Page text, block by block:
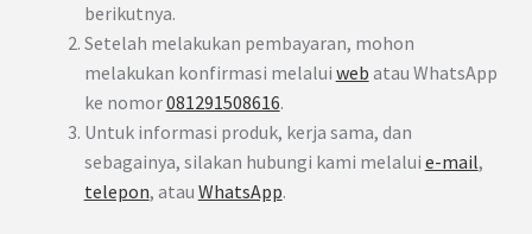
berikutnya.
Setelah melakukan pembayaran, mohon
melakukan konfirmasi melalui web atau WhatsApp
ke nomor081291508616.
Untuk informasi produk, kerja sama, dan
sebagainya, silakan hubungi kami melalui e-mail,
telepon, atau WhatsApp.